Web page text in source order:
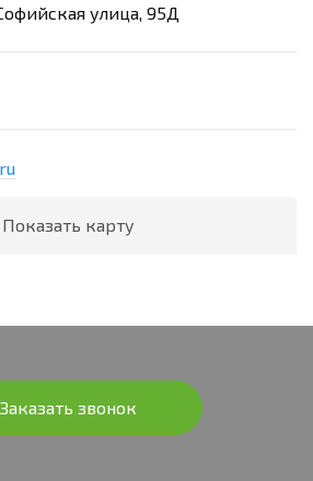
улица, 95Д
Показать карту
Заказать звонок